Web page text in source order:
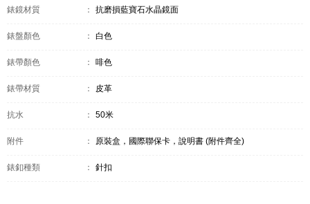
錶鏡材質 ： 抗磨損藍寶石水晶鏡面
錶盤顏色 ： 白色
錶帶顏色 ： 啡色
錶帶材質 ： 皮革
抗水 ： 50米
附件 ： 原裝盒，國際聯保卡，說明書 (附件齊全)
錶釦種類 ： 針扣